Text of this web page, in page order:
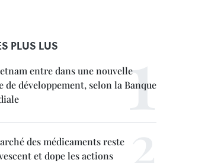
PLUS LUS
entre dans une nouvelle
de développement, selon la Banque
des médicaments reste
et dope les actions